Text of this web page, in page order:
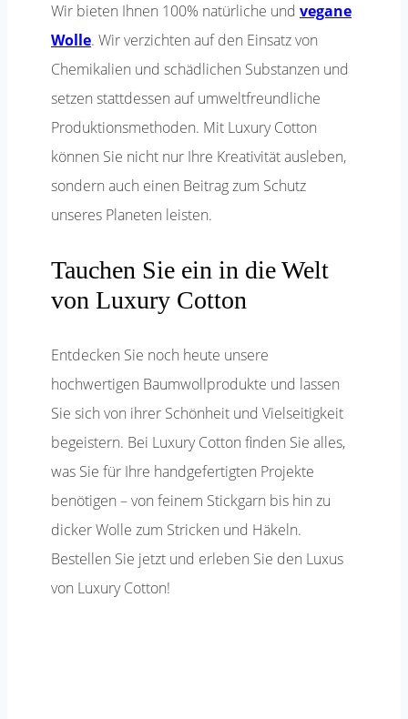
Wir bieten Ihnen 100% natürliche und vegane
Wolle. Wir verzichten auf den Einsatz von
Chemikalien und schädlichen Substanzen und
setzen stattdessen auf umweltfreundliche
Produktionsmethoden. Mit Luxury Cotton
können Sie nicht nur Ihre Kreativität ausleben,
sondern auch einen Beitrag zum Schutz
unseres Planeten leisten.
Tauchen Sie ein in die Welt
von Luxury Cotton
Entdecken Sie noch heute unsere
hochwertigen Baumwollprodukte und lassen
Sie sich von ihrer Schönheit und Vielseitigkeit
begeistern. Bei Luxury Cotton finden Sie alles,
was Sie für Ihre handgefertigten Projekte
benötigen – von feinem Stickgarn bis hin zu
dicker Wolle zum Stricken und Häkeln.
Bestellen Sie jetzt und erleben Sie den Luxus
von Luxury Cotton!